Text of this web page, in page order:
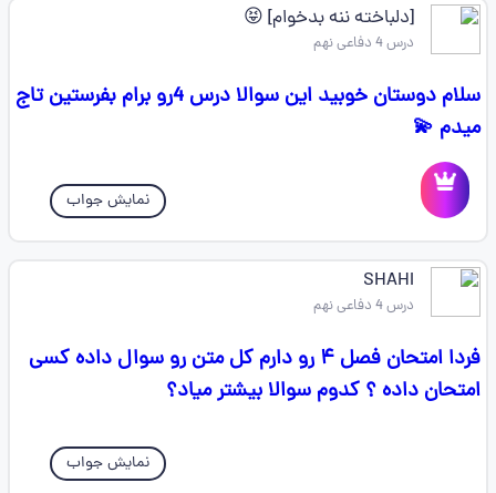
[دلباخته ننه بدخوام] 😝
درس 4 دفاعی نهم
سلام دوستان خوبید این سوالا درس 4رو برام بفرستین تاج
میدم 💫
نمایش جواب
SHAHI
درس 4 دفاعی نهم
فردا امتحان فصل ۴ رو دارم کل متن رو سوال داده کسی
امتحان داده ؟ کدوم سوالا بیشتر میاد؟
نمایش جواب